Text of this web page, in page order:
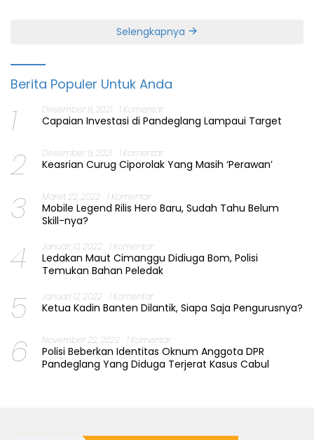
Selengkapnya
Berita Populer Untuk Anda
1 Desember 8, 2021 1 Komentar
Capaian Investasi di Pandeglang Lampaui Target
2 Desember 9, 2021 1 Komentar
Keasrian Curug Ciporolak Yang Masih ‘Perawan’
3 Maret 22, 2022 1 Komentar
Mobile Legend Rilis Hero Baru, Sudah Tahu Belum
Skill-nya?
4 Januari 10, 2022 1 Komentar
Ledakan Maut Cimanggu Didiuga Bom, Polisi
Temukan Bahan Peledak
5 Januari 12, 2022 1 Komentar
Ketua Kadin Banten Dilantik, Siapa Saja Pengurusnya?
6 November 22, 2022 1 Komentar
Polisi Beberkan Identitas Oknum Anggota DPR
Pandeglang Yang Diduga Terjerat Kasus Cabul